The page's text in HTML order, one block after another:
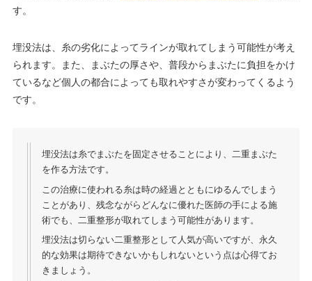
す。
埋没法は、糸の劣化によってラインが取れてしまう可能性が考え
られます。また、まぶたの厚さや、普段からまぶたに負担をかけ
ているなど個人の都合によっても取れやすさが変わってくるよう
です。
埋没法は糸でまぶたを固定させることにより、二重まぶた
を作る方法です。
この治療に使われる糸は時の経過とともにゆるんでしまう
ことがあり、残念ながらどんなに優れた医師の手による施
術でも、二重整形が取れてしまう可能性があります。
埋没法は切らない二重整形として人気が高いですが、永久
的な効果は期待できないかもしれないという点は心得てお
きましょう。